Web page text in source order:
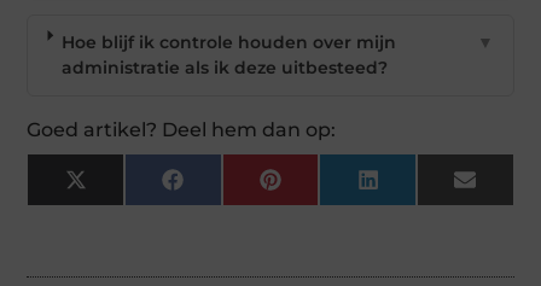
Hoe blijf ik controle houden over mijn
administratie als ik deze uitbesteed?
▼
Goed artikel? Deel hem dan op:
X
(Twitter)
Facebook Pinterest LinkedIn Email